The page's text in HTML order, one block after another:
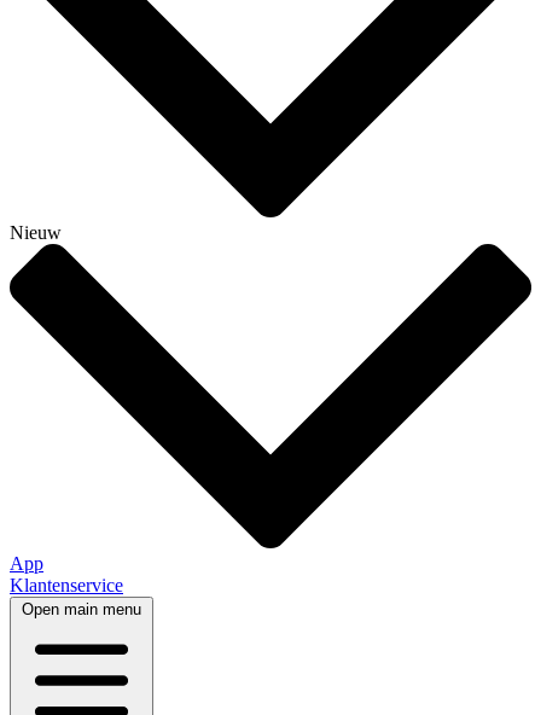
Nieuw
App
Klantenservice
Open main menu